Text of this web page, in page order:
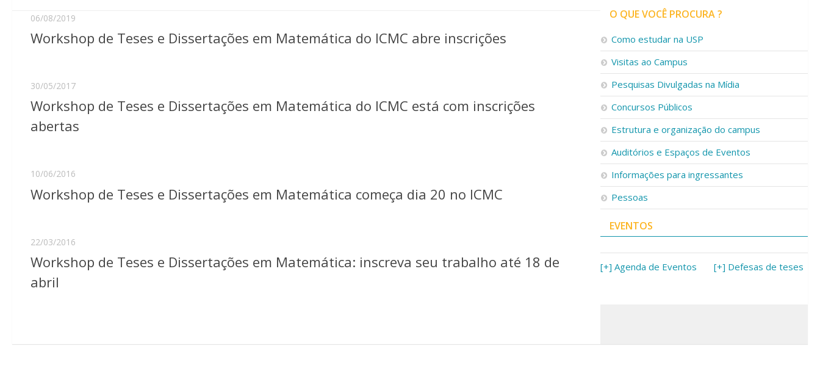
06/08/2019
Workshop de Teses e Dissertações em Matemática do ICMC abre inscrições
30/05/2017
Workshop de Teses e Dissertações em Matemática do ICMC está com inscrições
abertas
10/06/2016
Workshop de Teses e Dissertações em Matemática começa dia 20 no ICMC
22/03/2016
Workshop de Teses e Dissertações em Matemática: inscreva seu trabalho até 18 de
abril
O QUE VOCÊ PROCURA ?
Como estudar na USP
Visitas ao Campus
Pesquisas Divulgadas na Mídia
Concursos Públicos
Estrutura e organização do campus
Auditórios e Espaços de Eventos
Informações para ingressantes
Pessoas
EVENTOS
[+] Agenda de Eventos [+] Defesas de teses